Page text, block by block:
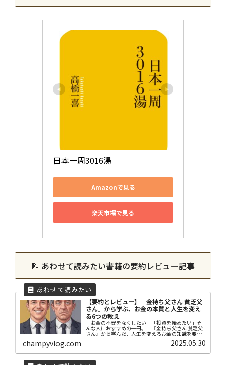
日本一周3016湯
Amazonで見る
楽天市場で見る
📝 あわせて読みたい書籍の要約レビュー記事
【要約とレビュー】『金持ち父さん 貧乏父
さん』から学ぶ、お金の本質と人生を変え
る6つの教え
「お金の不安をなくしたい」「投資を始めたい」そ
んな人におすすめの一冊。 『金持ち父さん 貧乏父
さん』から学んだ、人生を変えるお金の知識を要約
しながら紹介します。資産と負債の違い、お金に働
かせる考え方、私のレビューと実行した行動もご紹
champyvlog.com 2025.05.30